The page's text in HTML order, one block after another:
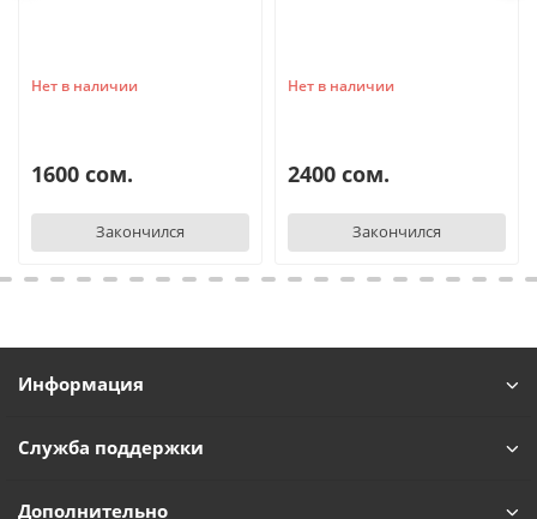
Нет в наличии
1600 сом.
Закончился
Нет в наличии
2400 сом.
Закончился
Информация
Служба поддержки
Дополнительно